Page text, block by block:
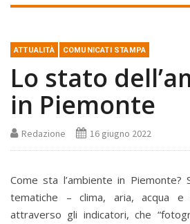
ATTUALITÀ COMUNICATI STAMPA
Lo stato
in Piemonte
Redazione 16 giugno 2022
Come sta l’ambiente in Piemonte?
tematiche – clima, aria, acqua
attraverso gli indicatori, che